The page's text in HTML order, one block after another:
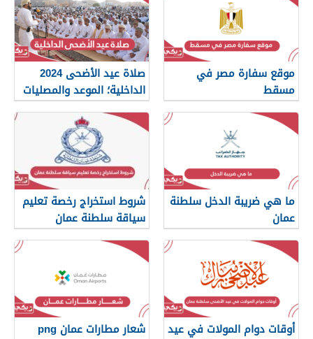
موقع سفارة مصر في
مسقط
صلاة عيد الأضحى 2024
الداخلية؛ الموعد والمصليات
ما هي ضريبة الدخل سلطنة
عمان
شروط استخراج رخصة تعليم
سياقة سلطنة عمان
أوقات دوام المولات في عيد
شعار مطارات عمان png